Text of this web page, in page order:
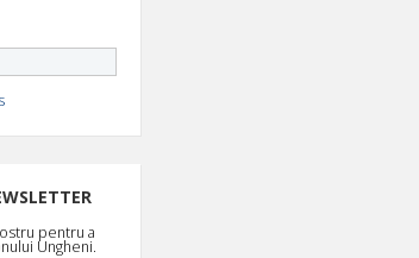
pentru a
Ungheni.